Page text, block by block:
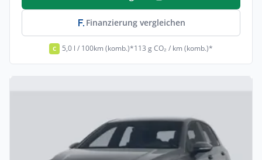
Finanzierung vergleichen
C 5,0 l / 100km (komb.)*113 g CO₂ / km (komb.)*